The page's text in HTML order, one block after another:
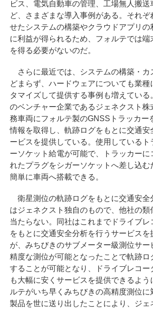
ビス、電気自動車の管理、工場無人搬送
ど、さまざまな導入事例がある。それぞ
せたシステムの構築やクラウドアプリの
に利益が得られるため、フォルテでは端
を得る必要がないのだ。
さらに最近では、システムの構築・カ
どまらず、ハードウェアについても業種
タマイズして提供する事例も増えている
のベンチャー企業であるジェネクスト株
務車両にフォルテ製のGNSSトラッカー
情報を取得し、軌跡ログをもとに交通安
ービスを提供している。使用しているト
ーソケット給電が可能で、トラッカーに
れたプラグをシガーソケットへ差し込む
簡単に車両へ搭載できる。
衛星測位の軌跡ログをもとに交通安全
はジェネクスト独自のもので、他社の類
当たらない。同社はこれまでドライブレ
をもとに交通安全分析を行うサービスを
が、みちびきのサブメーター級測位サー
精度な測位が可能となったことで軌跡ロ
することが可能となり、ドライブレコー
も大幅に安くサービスを提供できるよう
ルテがいち早くみちびきの高精度測位に
製品を世に送り出したことにより、ジェ